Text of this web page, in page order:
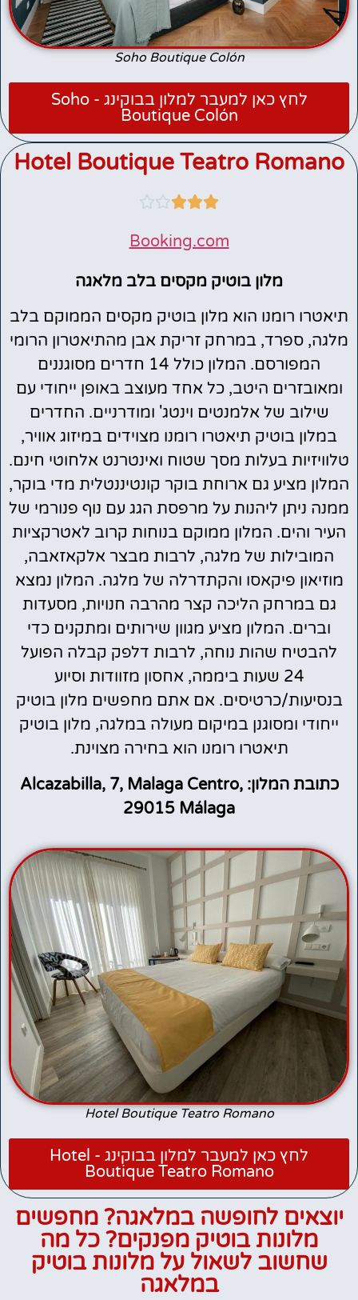
Soho Boutique Colón
לחץ כאן למעבר למלון בבוקינג - Soho
Boutique Colón
Hotel Boutique Teatro Romano





Booking.com
מלון בוטיק מקסים בלב מלאגה
תיאטרו רומנו הוא מלון בוטיק מקסים הממוקם בלב
מלגה, ספרד, במרחק זריקת אבן מהתיאטרון הרומי
המפורסם. המלון כולל 14 חדרים מסוגננים
ומאובזרים היטב, כל אחד מעוצב באופן ייחודי עם
שילוב של אלמנטים וינטג' ומודרניים. החדרים
במלון בוטיק תיאטרו רומנו מצוידים במיזוג אוויר,
טלוויזיות בעלות מסך שטוח ואינטרנט אלחוטי חינם.
המלון מציע גם ארוחת בוקר קונטיננטלית מדי בוקר,
ממנה ניתן ליהנות על מרפסת הגג עם נוף פנורמי של
העיר והים. המלון ממוקם בנוחות קרוב לאטרקציות
המובילות של מלגה, לרבות מבצר אלקאזאבה,
מוזיאון פיקאסו והקתדרלה של מלגה. המלון נמצא
גם במרחק הליכה קצר מהרבה חנויות, מסעדות
וברים. המלון מציע מגוון שירותים ומתקנים כדי
להבטיח שהות נוחה, לרבות דלפק קבלה הפועל
24 שעות ביממה, אחסון מזוודות וסיוע
בנסיעות/כרטיסים. אם אתם מחפשים מלון בוטיק
ייחודי ומסוגנן במיקום מעולה במלגה, מלון בוטיק
תיאטרו רומנו הוא בחירה מצוינת.
כתובת המלון: Alcazabilla, 7, Malaga Centro,
29015 Málaga
Hotel Boutique Teatro Romano
לחץ כאן למעבר למלון בבוקינג - Hotel
Boutique Teatro Romano
יוצאים לחופשה במלאגה? מחפשים
מלונות בוטיק מפנקים? כל מה
שחשוב לשאול על מלונות בוטיק
במלאגה